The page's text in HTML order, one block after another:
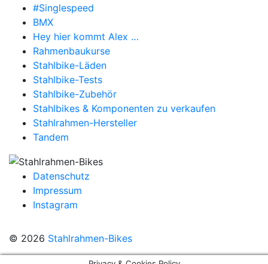
#Singlespeed
BMX
Hey hier kommt Alex …
Rahmenbaukurse
Stahlbike-Läden
Stahlbike-Tests
Stahlbike-Zubehör
Stahlbikes & Komponenten zu verkaufen
Stahlrahmen-Hersteller
Tandem
Datenschutz
Impressum
Instagram
© 2026 Stahlrahmen-Bikes